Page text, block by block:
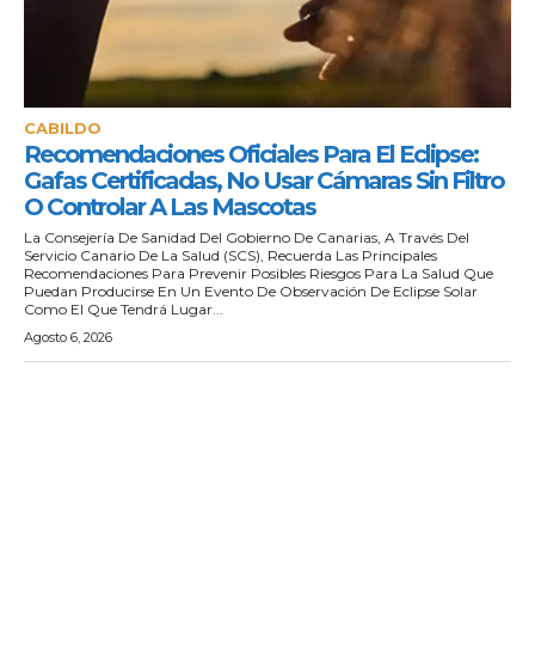
CABILDO
Recomendaciones Oficiales Para El Eclipse:
Gafas Certificadas, No Usar Cámaras Sin Filtro
O Controlar A Las Mascotas
La Consejería De Sanidad Del Gobierno De Canarias, A Través Del
Servicio Canario De La Salud (SCS), Recuerda Las Principales
Recomendaciones Para Prevenir Posibles Riesgos Para La Salud Que
Puedan Producirse En Un Evento De Observación De Eclipse Solar
Como El Que Tendrá Lugar...
Agosto 6, 2026